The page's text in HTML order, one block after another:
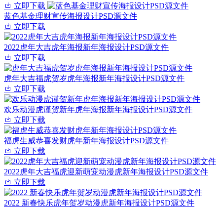
立即下载
蓝色基金理财宣传海报设计PSD源文件
立即下载
2022虎年大吉虎年海报新年海报设计PSD源文件
立即下载
虎年大吉福虎贺岁虎年海报新年海报设计PSD源文件
立即下载
欢乐动漫虎谨贺新年虎年海报新年海报设计PSD源文件
立即下载
福虎生威恭喜发财虎年新年海报设计PSD源文件
立即下载
2022虎年大吉福虎迎新萌宠动漫虎新年海报设计PSD源文件
立即下载
2022 新春快乐虎年贺岁动漫虎新年海报设计PSD源文件